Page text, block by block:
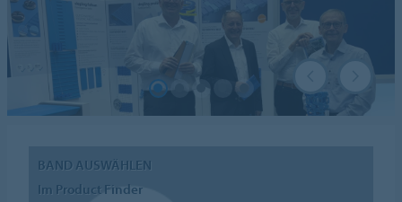
BAND AUSWÄHLEN
Im Product Finder